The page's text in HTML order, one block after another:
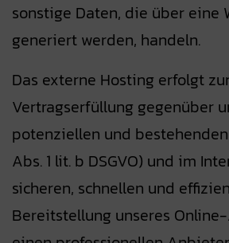
sonstige Daten, die über eine
generiert werden, handeln.
Das externe Hosting erfolgt
Vertragserfüllung gegenüber
potenziellen und
Abs. 1 lit. b DSGVO) und im
sicheren, schnellen und
Bereitstellung unseres